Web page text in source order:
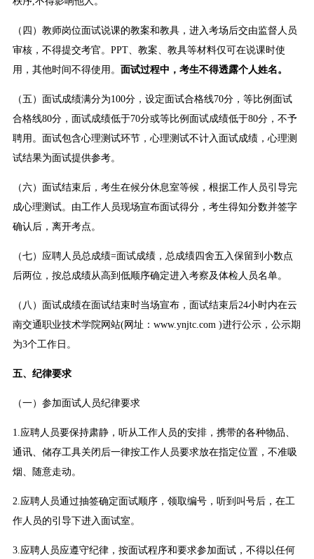
（四）教师岗位面试说课的教案和教具，进入考场后交由监督人员
审核，不得提交考官。PPT、教案、教具等材料仅可在说课时使
用，其他时间不得使用。 面试过程中，考生不得透露个人姓名。
（五）面试成绩满分为100分，设定面试合格线70分，等比例面试
合格线80分，面试成绩低于70分或等比例面试成绩低于80分，不予
聘用。面试包含心理测试环节，心理测试不计入面试成绩，心理测
试结果为面试提供参考。
（六）面试结束后，考生在候分休息室等候，根据工作人员引导完
成心理测试。由工作人员现场宣布面试得分，考生得知分数并签字
确认后，离开考点。
（七）应聘人员总成绩=面试成绩，总成绩四舍五入保留到小数点
后两位，按总成绩从高到低顺序确定进入考察及体检人员名单。
（八）面试成绩在面试结束时当场宣布，面试结束后24小时内在云
南交通职业技术学院网站(网址：www.ynjtc.com )进行公示，公示期
为3个工作日。
五、纪律要求
（一）参加面试人员纪律要求
1.应聘人员要保持肃静，听从工作人员的安排，携带的各种物品、
通讯、储存工具关闭后一律按工作人员要求放在指定位置，不准吸
烟、随意走动。
2.应聘人员通过抽签确定面试顺序，领取编号，听到叫号后，在工
作人员的引导下进入面试室。
3.应聘人员应遵守纪律，按面试程序和要求参加面试，不得以任何